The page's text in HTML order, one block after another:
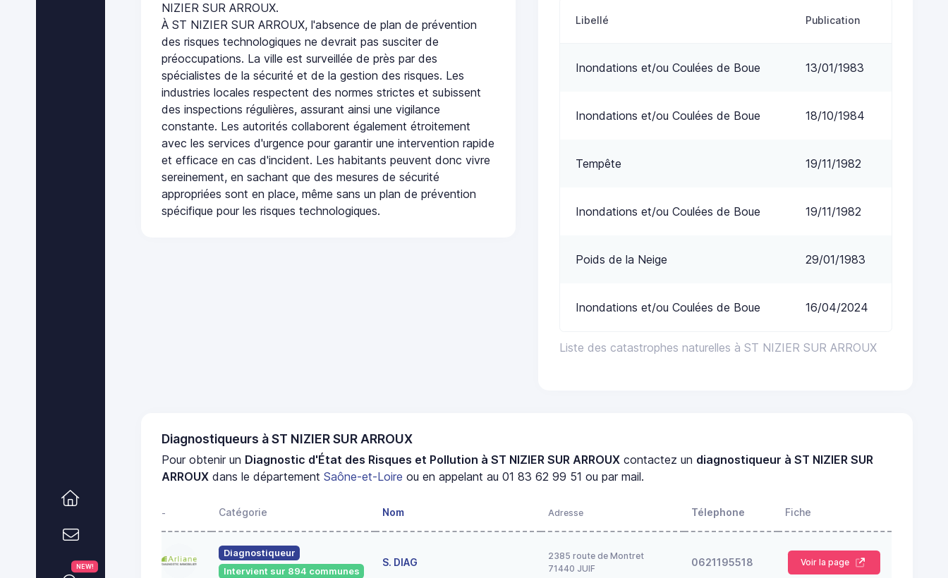
NEW!
NIZIER SUR ARROUX.
À ST NIZIER SUR ARROUX, l'absence de plan de prévention
des risques technologiques ne devrait pas susciter de
préoccupations. La ville est surveillée de près par des
spécialistes de la sécurité et de la gestion des risques. Les
industries locales respectent des normes strictes et subissent
des inspections régulières, assurant ainsi une vigilance
constante. Les autorités collaborent également étroitement
avec les services d'urgence pour garantir une intervention rapide
et efficace en cas d'incident. Les habitants peuvent donc vivre
sereinement, en sachant que des mesures de sécurité
appropriées sont en place, même sans un plan de prévention
spécifique pour les risques technologiques.
Liste des catastrophes naturelles à ST NIZIER SUR ARROUX
Libellé Publication
Inondations et/ou Coulées de Boue 13/01/1983
Inondations et/ou Coulées de Boue 18/10/1984
Tempête 19/11/1982
Inondations et/ou Coulées de Boue 19/11/1982
Poids de la Neige 29/01/1983
Inondations et/ou Coulées de Boue 16/04/2024
Diagnostiqueurs à ST NIZIER SUR ARROUX
Pour obtenir un Diagnostic d'État des Risques et Pollution à ST NIZIER SUR ARROUX contactez un diagnostiqueur à ST NIZIER SUR
ARROUX dans le départementSaône-et-Loire ou en appelant au 01 83 62 99 51 ou par mail.
- Catégorie Nom Adresse Télephone Fiche
Diagnostiqueur
Intervient sur 894 communes
S. DIAG
2385 route de Montret
71440 JUIF
0621195518 Voir la page